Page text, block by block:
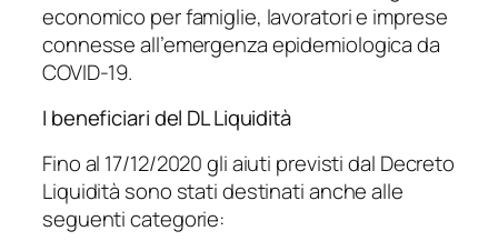
economico per famiglie, lavoratori e imprese
connesse all’emergenza epidemiologica da
COVID-19.
I beneficiari del DL Liquidità
Fino al 17/12/2020 gli aiuti previsti dal Decreto
Liquidità sono stati destinati anche alle
seguenti categorie: